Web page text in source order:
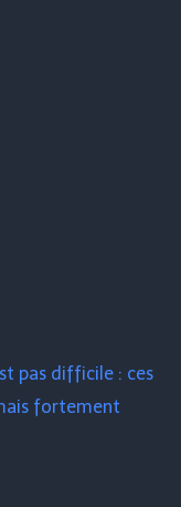
pas difficile : ces
fortement